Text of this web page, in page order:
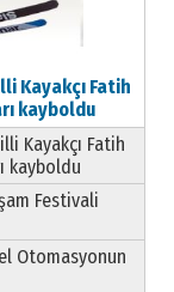
Kayakçı Fatih
kayboldu
Kayakçı Fatih
kayboldu
Festivali
Otomasyonun